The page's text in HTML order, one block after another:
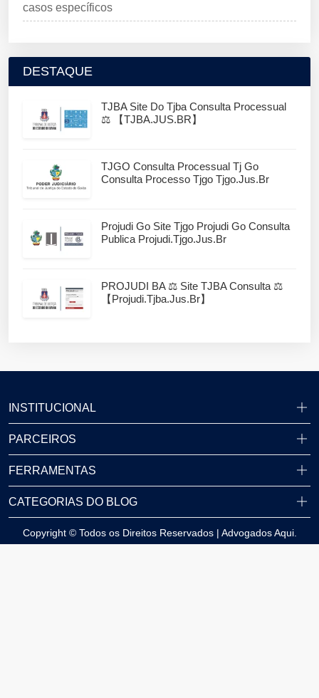
casos específicos
DESTAQUE
TJBA Site Do Tjba Consulta Processual
⚖️ 【TJBA.JUS.BR】
TJGO Consulta Processual Tj Go
Consulta Processo Tjgo Tjgo.jus.br
Projudi Go Site Tjgo Projudi Go Consulta
Publica Projudi.tjgo.jus.br
PROJUDI BA ⚖️ Site TJBA Consulta ⚖️
【projudi.tjba.jus.br】
INSTITUCIONAL
PARCEIROS
FERRAMENTAS
CATEGORIAS DO BLOG
Copyright © Todos os Direitos Reservados | Advogados Aqui.